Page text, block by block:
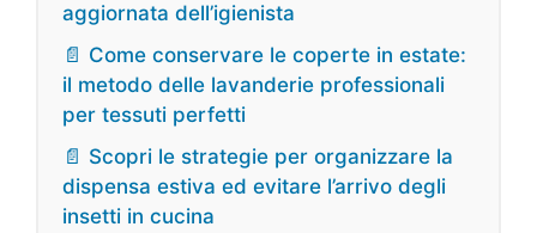
aggiornata dell’igienista
📄 Come conservare le coperte in estate:
il metodo delle lavanderie professionali
per tessuti perfetti
📄 Scopri le strategie per organizzare la
dispensa estiva ed evitare l’arrivo degli
insetti in cucina